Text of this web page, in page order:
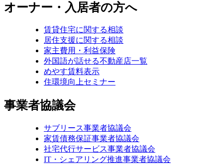
オーナー・入居者の方へ
賃貸住宅に関する相談
居住支援に関する相談
家主費用・利益保険
外国語が話せる不動産店一覧
めやす賃料表示
住環境向上セミナー
事業者協議会
サブリース事業者協議会
家賃債務保証事業者協議会
社宅代行サービス事業者協議会
IT・シェアリング推進事業者協議会